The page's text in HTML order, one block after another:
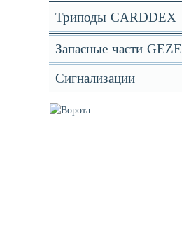
Триподы CARDDEX
Запасные части GEZE
Сигнализации